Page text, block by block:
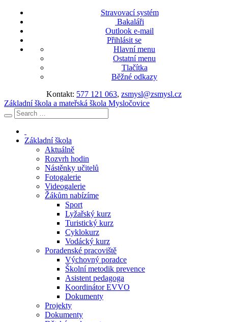
Stravovací systém
Bakaláři
Outlook e-mail
Přihlásit se
Hlavní menu
Ostatní menu
Tlačítka
Běžné odkazy
Kontakt: 577 121 063, zsmysl@zsmysl.cz
Základní škola a mateřská škola Mysločovice
Základní škola
Aktuálně
Rozvrh hodin
Nástěnky učitelů
Fotogalerie
Videogalerie
Žákům nabízíme
Sport
Lyžařský kurz
Turistický kurz
Cyklokurz
Vodácký kurz
Poradenské pracoviště
Výchovný poradce
Školní metodik prevence
Asistent pedagoga
Koordinátor EVVO
Dokumenty
Projekty
Dokumenty